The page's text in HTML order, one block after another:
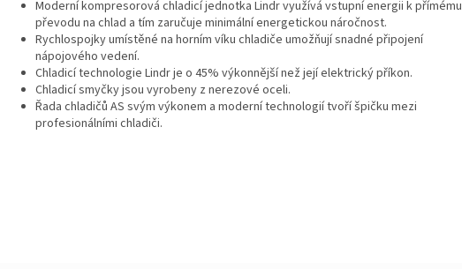
Moderní kompresorová chladicí jednotka Lindr využívá vstupní energii k přímému
převodu na chlad a tím zaručuje minimální energetickou náročnost.
Rychlospojky umístěné na horním víku chladiče umožňují snadné připojení
nápojového vedení.
Chladicí technologie Lindr je o 45% výkonnější než její elektrický příkon.
Chladicí smyčky jsou vyrobeny z nerezové oceli.
Řada chladičů AS svým výkonem a moderní technologií tvoří špičku mezi
profesionálními chladiči.